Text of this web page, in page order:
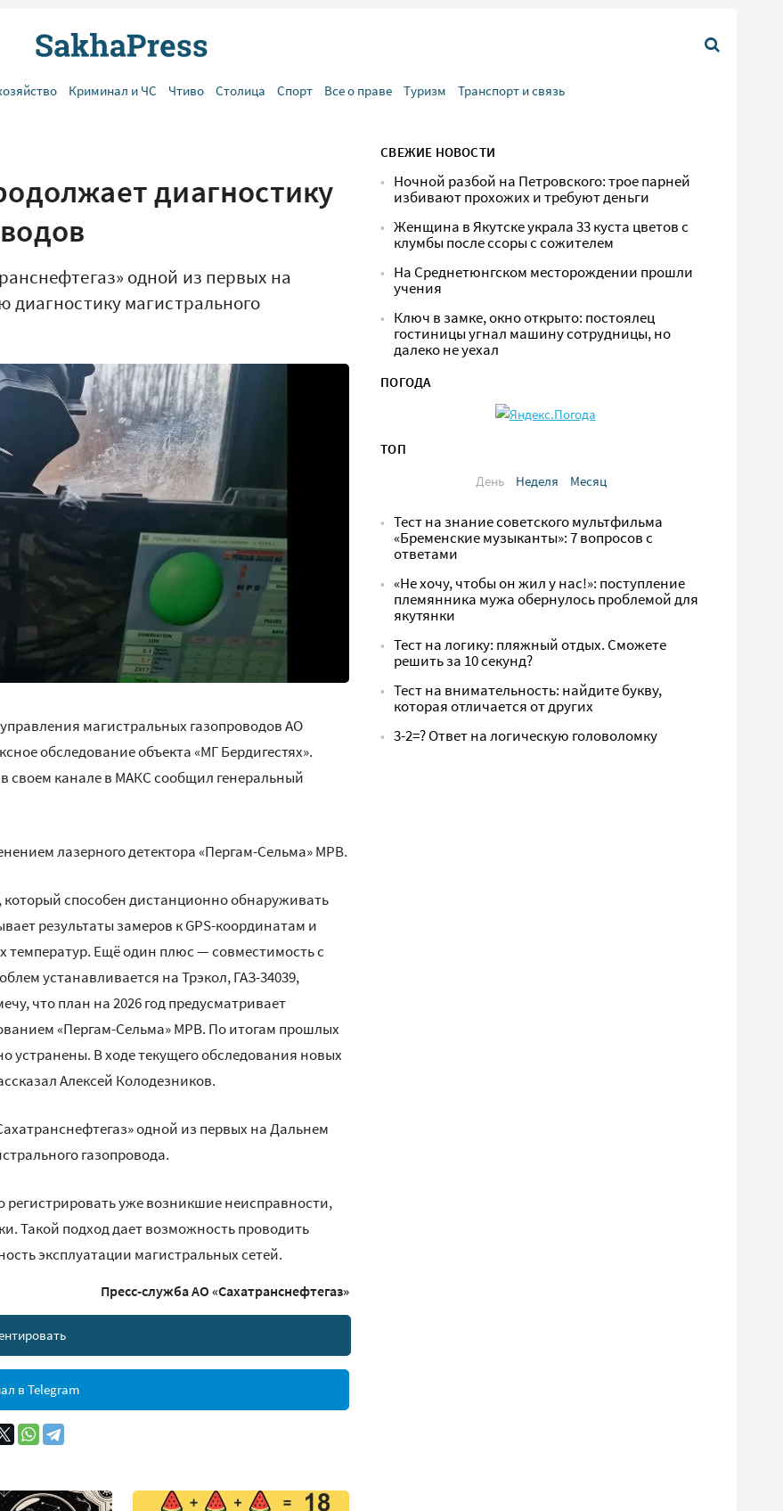
Криминал и ЧС Чтиво Столица Спорт Все о праве Туризм Транспорт и связь
диагностику
одной из первых на
диагностику магистрального
магистральных газопроводов АО
обследование объекта «МГ Бердигестях».
своем канале в МАКС сообщил генеральный
лазерного детектора «Пергам-Сельма» МРВ.
способен дистанционно обнаруживать
результаты замеров к GPS-координатам и
Ещё один плюс — совместимость с
устанавливается на Трэкол, ГАЗ-34039,
что план на 2026 год предусматривает
«Пергам-Сельма» МРВ. По итогам прошлых
устранены. В ходе текущего обследования новых
Алексей Колодезников.
одной из первых на Дальнем
газопровода.
регистрировать уже возникшие неисправности,
Такой подход дает возможность проводить
эксплуатации магистральных сетей.
Пресс-служба АО «Сахатранснефтегаз»
в Telegram
СВЕЖИЕ НОВОСТИ
Ночной разбой на Петровского: трое парней
избивают прохожих и требуют деньги
Женщина в Якутске украла 33 куста цветов с
клумбы после ссоры с сожителем
На Среднетюнгском месторождении прошли
учения
Ключ в замке, окно открыто: постоялец
гостиницы угнал машину сотрудницы, но
далеко не уехал
ПОГОДА
ТОП
День
Неделя Месяц
Тест на знание советского мультфильма
«Бременские музыканты»: 7 вопросов с
ответами
«Не хочу, чтобы он жил у нас!»: поступление
племянника мужа обернулось проблемой для
якутянки
Тест на логику: пляжный отдых. Сможете
решить за 10 секунд?
Тест на внимательность: найдите букву,
которая отличается от других
3-2=? Ответ на логическую головоломку